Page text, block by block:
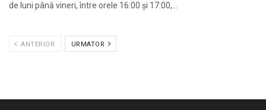
de luni până vineri, între orele 16:00 și 17:00,...
ANTERIOR URMATOR